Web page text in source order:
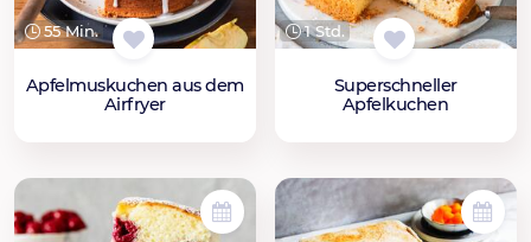
55 Min.
Apfelmuskuchen aus dem
Airfryer
1 Std.
Superschneller
Apfelkuchen